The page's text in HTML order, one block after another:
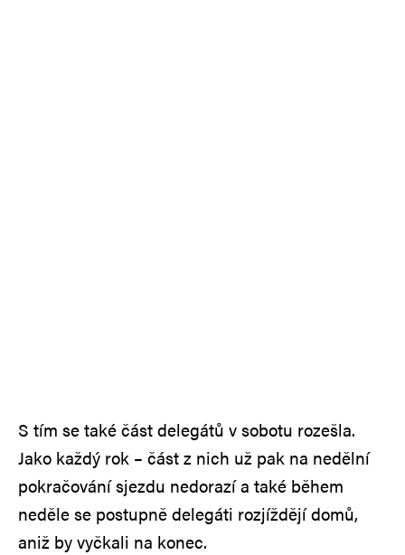
S tím se také část delegátů v sobotu rozešla.
Jako každý rok – část z nich už pak na nedělní
pokračování sjezdu nedorazí a také během
neděle se postupně delegáti rozjíždějí domů,
aniž by vyčkali na konec.